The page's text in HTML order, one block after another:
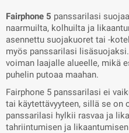
Fairphone 5 panssarilasi
naarmuilta, kolhuilta ja
asennettu suojakuoret tai -
myös panssarilasi
voiman laajalle alueelle, mikä
puhelin putoaa maahan.
Fairphone 5 panssarilasi ei
tai käytettävyyteen, sillä se on
panssarilasi hylkii rasvaa ja
tahriintumisen ja